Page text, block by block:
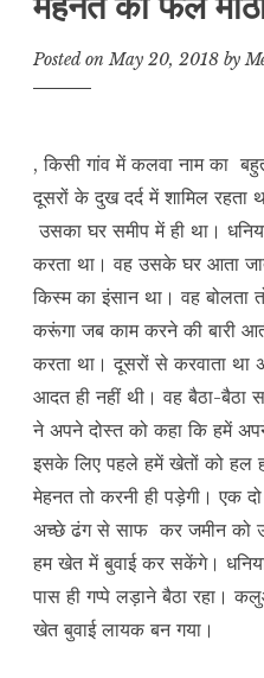
Posted onMay 20, 2018 by
, किसी गांव में कलवा नाम का
दूसरों के दुख दर्द में शामिल रहता
उसका घर समीप में ही था।
करता था। वह उसके घर आता
किस्म का इंसान था। वह बोलता
करूंगा जब काम करने की बारी
करता था। दूसरों से करवाता
आदत ही नहीं थी। वह बैठा-बैठा
ने अपने दोस्त को कहा कि हमें
इसके लिए पहले हमें खेतों को हल
मेहनत तो करनी ही पड़ेगी। एक
अच्छे ढंग से साफ कर जमीन को
हम खेत में बुवाई कर सकेंगे।
पास ही गप्पे लड़ाने बैठा रहा।
खेत बुवाई लायक बन गया।